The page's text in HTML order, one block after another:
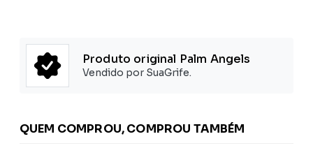
Produto original Palm Angels
Vendido por SuaGrife.
QUEM COMPROU, COMPROU TAMBÉM